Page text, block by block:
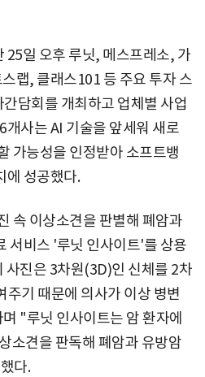
25일 오후 루닛, 메스프레소, 가
랩, 클래스101 등 주요 투자 스
담회를 개최하고 업체별 사업
개사는 AI 기술을 앞세워 새로
가능성을 인정받아 소프트뱅
에 성공했다.
속 이상소견을 판별해 폐암과
서비스 '루닛 인사이트'를 상용
진은 3차원(3D)인 신체를 2차
기 때문에 의사가 이상 병변
"루닛 인사이트는 암 환자에
소견을 판독해 폐암과 유방암
다.